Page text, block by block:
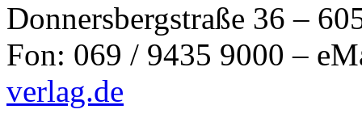
Donnersbergstraße 36 –
Fon: 069 / 9435 9000 –
verlag.de